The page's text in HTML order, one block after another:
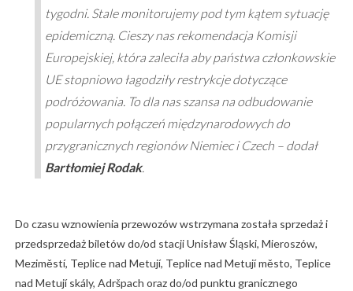
tygodni. Stale monitorujemy pod tym kątem sytuację
epidemiczną. Cieszy nas rekomendacja Komisji
Europejskiej, która zaleciła aby państwa członkowskie
UE stopniowo łagodziły restrykcje dotyczące
podróżowania. To dla nas szansa na odbudowanie
popularnych połączeń międzynarodowych do
przygranicznych regionów Niemiec i Czech – dodał
Bartłomiej Rodak.
Do czasu wznowienia przewozów wstrzymana została sprzedaż i
przedsprzedaż biletów do/od stacji Unisław Śląski, Mieroszów,
Meziměstí, Teplice nad Metují, Teplice nad Metují město, Teplice
nad Metují skály, Adršpach oraz do/od punktu granicznego